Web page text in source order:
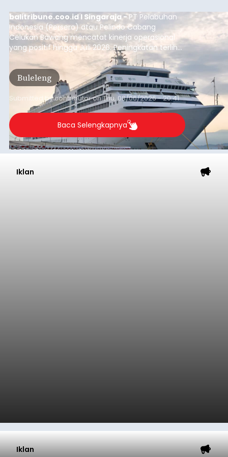
balitribune.coo.id I Singaraja -PT Pelabuhan
Indonesia (Persero) atau Pelindo Cabang
Celukan Bawang mencatat kinerja operasional
yang positif hingga Juli 2026. Peningkatan terlihat
dari arus kapal yang mencapai 1,48 juta Gross
Tonnage (GT), atau tumbuh 12,4 persen
dibandingkan periode yang sama tahun lalu
yang tercatat sebesar 1,32 juta GT.
Buleleng
Submitted bycontributoronThu, 08/06/2026 - 20:41
Baca Selengkapnya
Iklan
Iklan